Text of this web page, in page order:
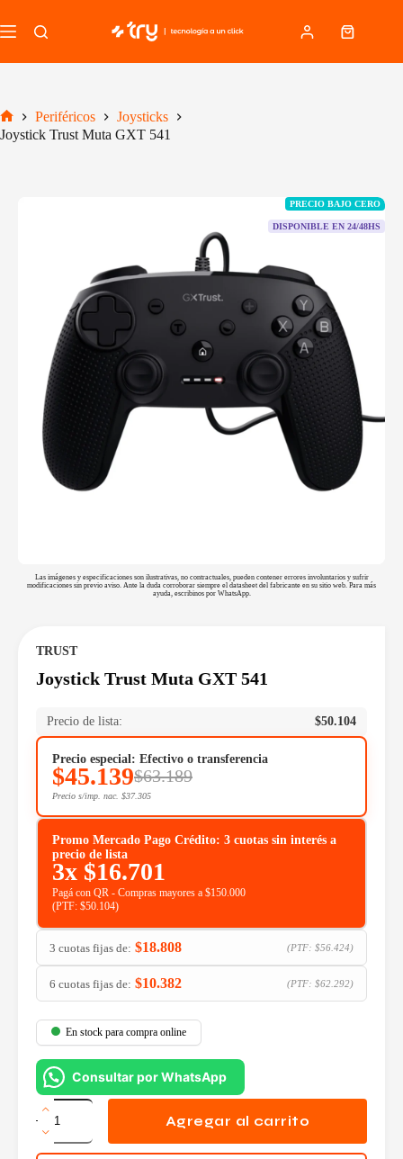
al
contenido
Carro
Inicio
Periféricos
Joysticks
Joystick Trust Muta GXT 541
PRECIO BAJO CERO
DISPONIBLE EN 24/48HS
Las imágenes y especificaciones son ilustrativas, no contractuales, pueden contener errores involuntarios y sufrir
modificaciones sin previo aviso. Ante la duda corroborar siempre el datasheet del fabricante en su sitio web. Para más
ayuda, escribinos por WhatsApp.
TRUST
Joystick Trust Muta GXT 541
Precio de lista: $50.104
Precio especial: Efectivo o transferencia
$45.139$63.189
Precio s/imp. nac. $37.305
Promo Mercado Pago Crédito: 3 cuotas sin interés a
precio de lista
3x $16.701
Pagá con QR - Compras mayores a $150.000
(PTF: $50.104)
3 cuotas fijas de: $18.808 (PTF: $56.424)
6 cuotas fijas de: $10.382 (PTF: $62.292)
En stock para compra online
Consultar por WhatsApp
Joystick
Trust
Muta
GXT
Agregar al carrito